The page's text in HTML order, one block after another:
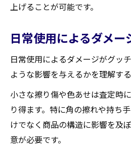
上げることが可能です。
日常使用によるダメー
日常使用によるダメージがグッ
ような影響を与えるかを理解す
小さな擦り傷や色あせは査定時
り得ます。特に角の擦れや持ち
けでなく商品の構造に影響を及
意が必要です。